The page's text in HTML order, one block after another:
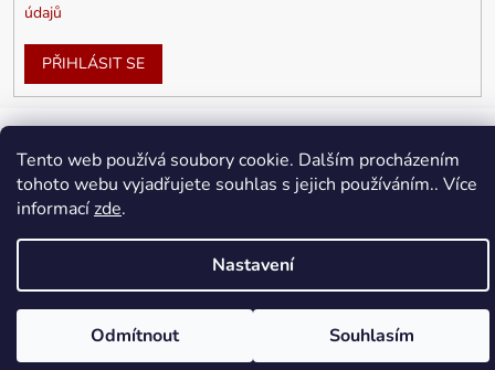
Tento web používá soubory cookie. Dalším procházením
tohoto webu vyjadřujete souhlas s jejich používáním.. Více
informacízde.
Nastavení
Odmítnout Souhlasím
údajů
PŘIHLÁSIT SE
Vytvořil Shoptet